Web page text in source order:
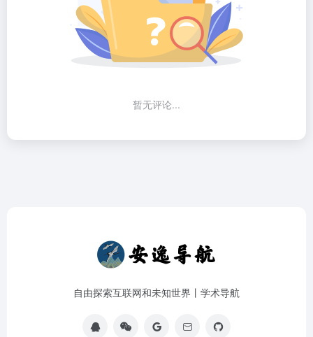
暂无评论...
自由探索互联网和未知世界丨学术导航